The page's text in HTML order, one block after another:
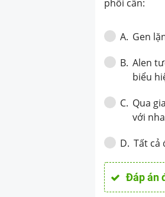
phối cần:
A. Gen
B. Alen
biểu
C. Qua
với
D. Tất cả
Đáp án